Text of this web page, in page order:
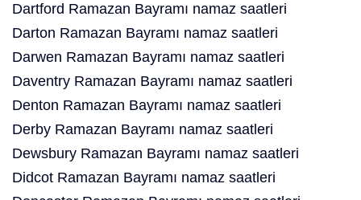
Dartford Ramazan Bayramı namaz saatleri
Darton Ramazan Bayramı namaz saatleri
Darwen Ramazan Bayramı namaz saatleri
Daventry Ramazan Bayramı namaz saatleri
Denton Ramazan Bayramı namaz saatleri
Derby Ramazan Bayramı namaz saatleri
Dewsbury Ramazan Bayramı namaz saatleri
Didcot Ramazan Bayramı namaz saatleri